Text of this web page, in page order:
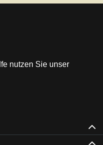
nutzen Sie unser
in neuem Tab (externer